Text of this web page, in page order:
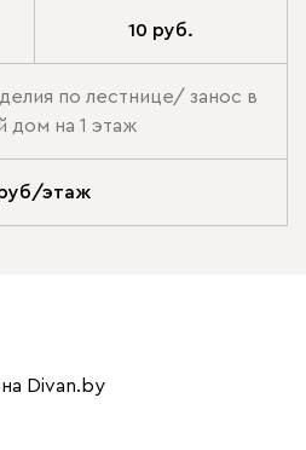
10 руб.
по лестнице/ занос в
дом на 1 этаж
этаж
Divan.by